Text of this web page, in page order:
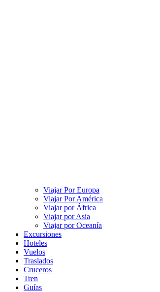
Viajar Por Europa
Viajar Por América
Viajar por África
Viajar por Asia
Viajar por Oceanía
Excursiones
Hoteles
Vuelos
Traslados
Cruceros
Tren
Guías